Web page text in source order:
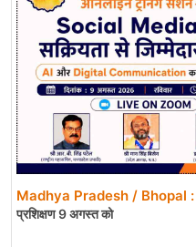
Madhya Pradesh / Bhopal :
प्रशिक्षण 9 अगस्त को